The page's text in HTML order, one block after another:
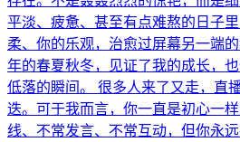
平淡、疲惫、甚至有点难熬的日子
柔、你的乐观，治愈过屏幕另一端
年的春夏秋冬，见证了我的成长，
低落的瞬间。 很多人来了又走，直
迭。可于我而言，你一直是初心一
线、不常发言、不常互动，但你永